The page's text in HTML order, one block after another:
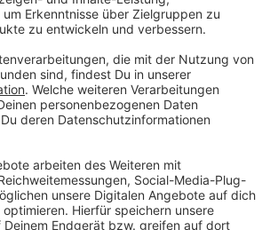
musste – bereits zum zweiten Mal
hat das noch keine Auswirkungen,
es aber bedeuten, dass wir unser
müssen. Die EU arbeitet
an einer europäischen
aus Leverkusen